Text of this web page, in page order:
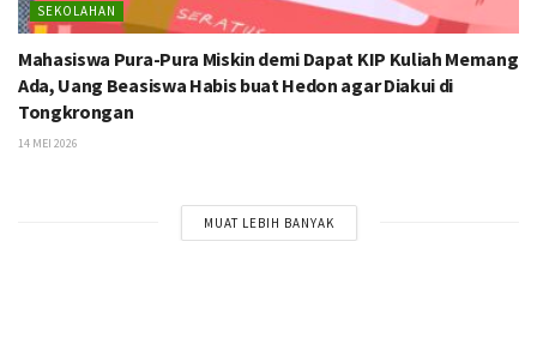
SEKOLAHAN
Mahasiswa Pura-Pura Miskin demi Dapat KIP Kuliah Memang
Ada, Uang Beasiswa Habis buat Hedon agar Diakui di
Tongkrongan
14 MEI 2026
MUAT LEBIH BANYAK